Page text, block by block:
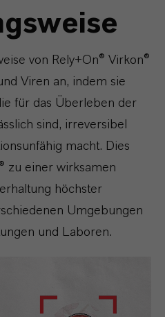
von Rely+On® Virkon®
Viren an, indem sie
für das Überleben der
sind, irreversibel
macht. Dies
® zu einer wirksamen
höchster
Umgebungen
und Laboren.